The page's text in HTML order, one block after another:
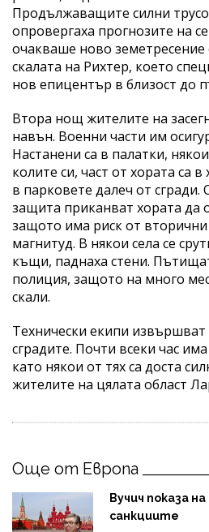
Продължаващите силни
опровергаха прогнозите на
очакваше ново земетресение
скалата на Рихтер, което
нов епицентър в близост до
Втора нощ жителите на
навън. Военни части им
Настанени са в палатки,
колите си, част от хората са
в парковете далеч от сгради.
защита приканват хората да
защото има риск от вторични
магнитуд. В някои села се
къщи, паднаха стени.
полиция, защото на много
скали.
Технически екипи
сградите. Почти всеки час
като някои от тях са доста
жителите на цялата област
Още от Европа
Вучич показа
санкциите